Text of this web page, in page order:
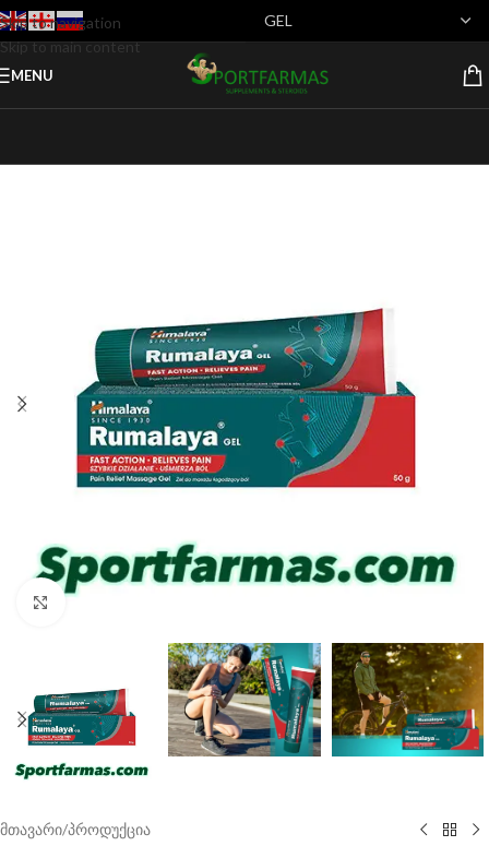
Skip to navigation
Skip to main content
MENU
Click to enlarge
მთავარი/პროდუქცია